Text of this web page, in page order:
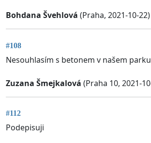
Bohdana Švehlová (Praha, 2021-10-22)
#108
Nesouhlasím s betonem v našem
Zuzana Šmejkalová (Praha 10, 2021-
#112
Podepisuji